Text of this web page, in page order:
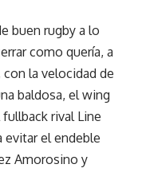
buen rugby a lo
como quería, a
la velocidad de
baldosa, el wing
rival Line
evitar el endeble
Amorosino y